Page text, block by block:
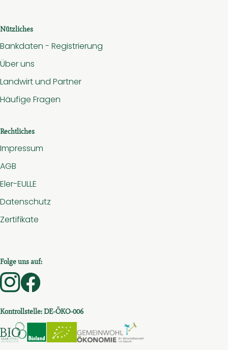
Nützliches
Bankdaten - Registrierung
Über uns
Landwirt und Partner
Häufige Fragen
Rechtliches
Impressum
AGB
Eler-EULLE
Datenschutz
Zertifikate
Folge uns auf:
Externer Link zu https://www.instagram.com/
Kontrollstelle: DE-ÖKO-006
Externer Link zu https://www.bio-saar-pfalz-
Externer Link zu https://www.bioc.info/
Externer Link zu https://